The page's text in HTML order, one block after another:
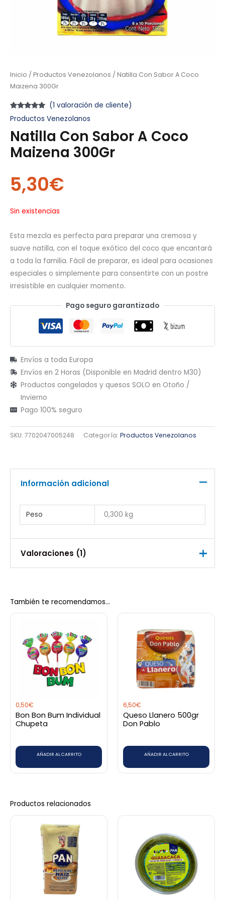
Inicio / Productos Venezolanos / Natilla Con Sabor A Coco
Maizena 300Gr
Valorado
con5.00de
1
valoración
de un cliente
(1 valoración de cliente)
Productos Venezolanos
Natilla Con Sabor A Coco
Maizena 300Gr
5,30€
Sin existencias
Esta mezcla es perfecta para preparar una cremosa y
suave natilla, con el toque exótico del coco que encantará
a toda la familia. Fácil de preparar, es ideal para ocasiones
especiales o simplemente para consentirte con un postre
irresistible en cualquier momento.
Pago seguro garantizado
Envíos a toda Europa
Envíos en 2 Horas (Disponible en Madrid dentro M30)
Productos congelados y quesos SOLO en Otoño /
Invierno
Pago 100% seguro
SKU: 7702047005248 Categoría: Productos Venezolanos
Información adicional
Peso 0,300 kg
Valoraciones (1)
Añade una valoración
Debesaccederpara publicar una valoración.
También te recomendamos…
0,50€
Bon Bon Bum Individual
Chupeta
AÑADIR AL CARRITO
6,50€
Queso Llanero 500gr
Don Pablo
AÑADIR AL CARRITO
Productos relacionados